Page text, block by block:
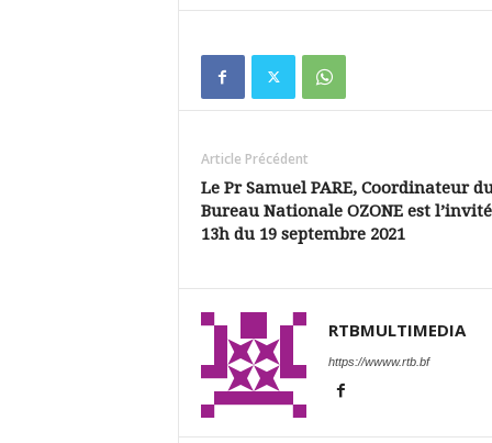
Article Précédent
Le Pr Samuel PARE, Coordinateur
Bureau Nationale OZONE est
13h du 19 septembre 2021
RTBMULTIMEDIA
https://wwww.rtb.bf